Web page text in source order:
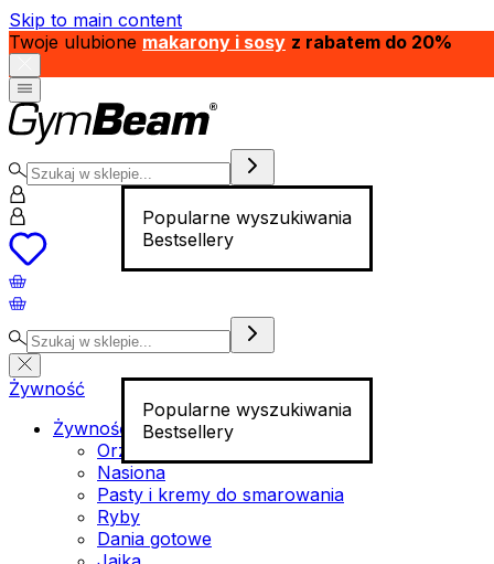
Skip to main content
Twoje ulubione makarony i sosy z rabatem do 20%
Popularne wyszukiwania
Bestsellery
Popularne wyszukiwania
Bestsellery
Żywność
Żywność funkcjonalna
Orzechy
Nasiona
Pasty i kremy do smarowania
Ryby
Dania gotowe